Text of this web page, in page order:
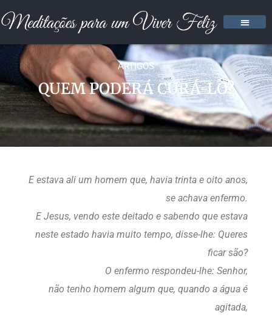
ARTIGOS
QUEM PODERÁ CURÁ-LO?
E estava ali um homem que, havia trinta e oito anos,
se achava enfermo.
E Jesus, vendo este deitado e sabendo que estava
neste estado havia muito tempo, disse-lhe: Queres
ficar são?
O enfermo respondeu-lhe: Senhor,
não tenho homem algum que, quando a água é
agitada,